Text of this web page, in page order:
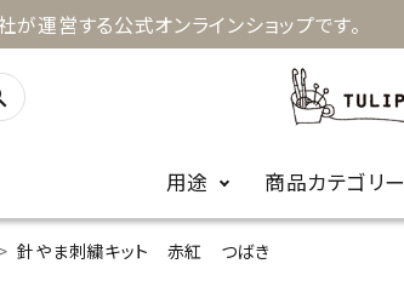
が運営する公式オンラインショップです。
用途 商品カテゴリー
針やま刺繍キット 赤紅 つばき